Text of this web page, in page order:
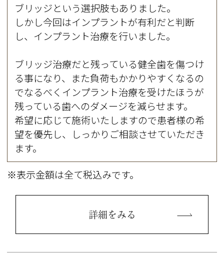
ブリッジという選択肢もありました。
しかし今回はインプラントが有利だと判断
し、インプラント治療を行いました。
ブリッジ治療だと残っている健全歯を傷つけ
る事になり、また負荷もかかりやすくなるの
でなるべくインプラント治療を受けたほうが
残っている歯へのダメージを減らせます。
希望に応じて施術いたしますので患者様の希
望を優先し、しっかりご相談させていただき
ます。
※表示金額は全て税込みです。
詳細をみる